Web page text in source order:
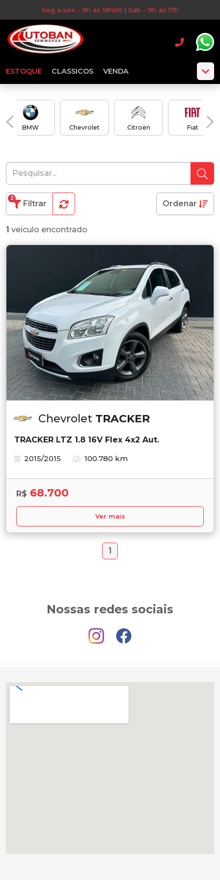
Seg a sex - 9h às 18h00 | Sáb - 9h às 17h
ESTOQUE CLASSICOS VENDA
BMW Chevrolet Citroën Fiat
Filtrar
2
Ordenar
1 veículo encontrado
Chevrolet TRACKER
TRACKER LTZ 1.8 16V Flex 4x2 Aut.
2015/2015
100.780 km
R$ 68.700
Ver mais
1
Nossas redes sociais